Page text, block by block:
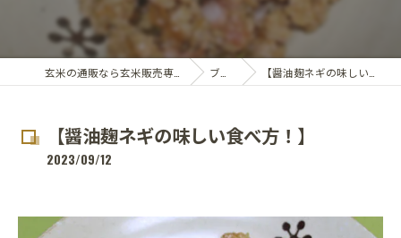
ブログ 【醤油麹ネギの味しい食べ方！】
【醤油麹ネギの味しい食べ方！】
2023/09/12